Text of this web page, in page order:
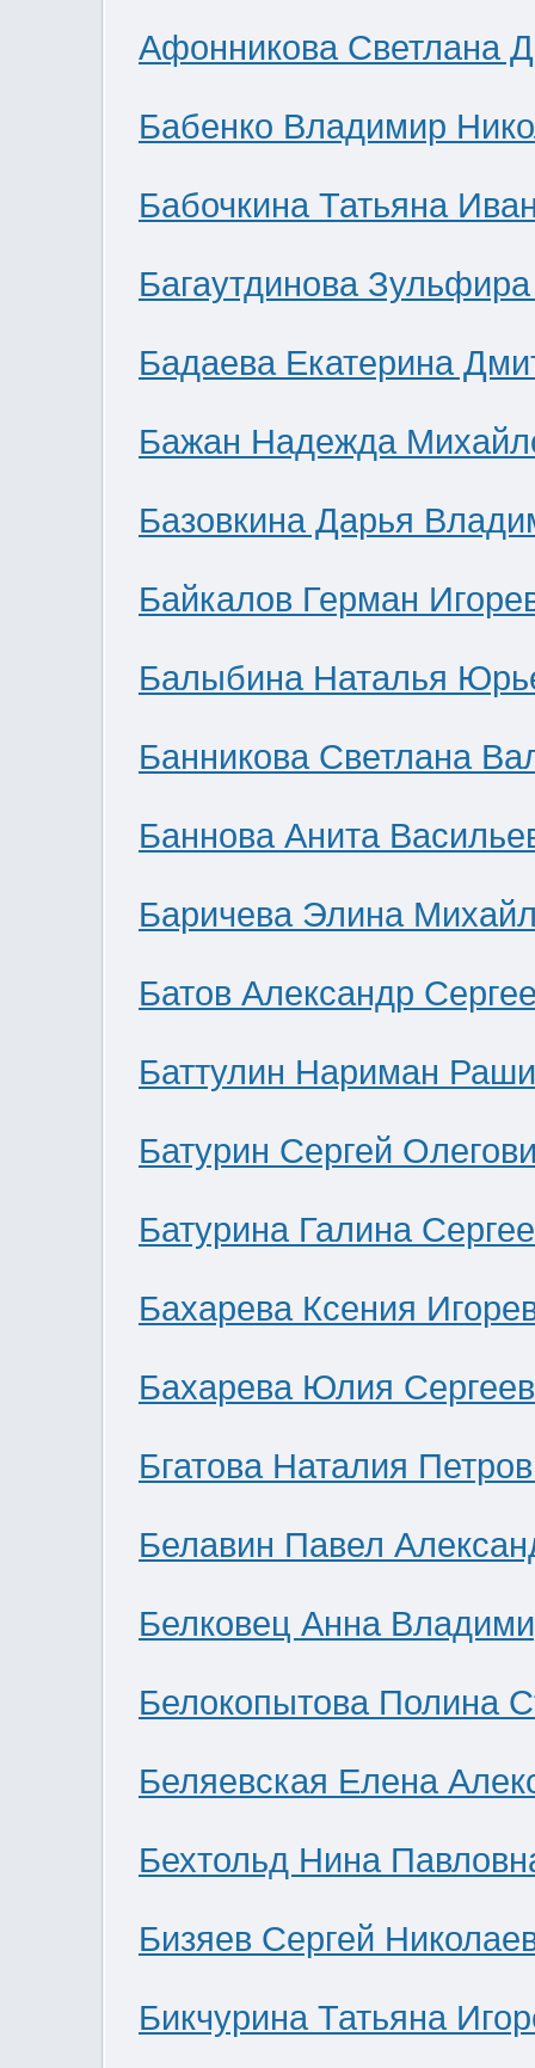
Афонникова Светлана
Бабенко Владимир
Бабочкина Татьяна
Багаутдинова
Бадаева Екатерина
Бажан Надежда
Базовкина Дарья
Байкалов Герман
Балыбина Наталья
Банникова Светлана
Баннова Анита
Баричева Элина
Батов Александр
Баттулин Нариман
Батурин Сергей
Батурина Галина
Бахарева Ксения
Бахарева Юлия
Бгатова Наталия
Белавин Павел
Белковец Анна
Белокопытова Полина
Беляевская Елена
Бехтольд Нина
Бизяев Сергей
Бикчурина Татьяна